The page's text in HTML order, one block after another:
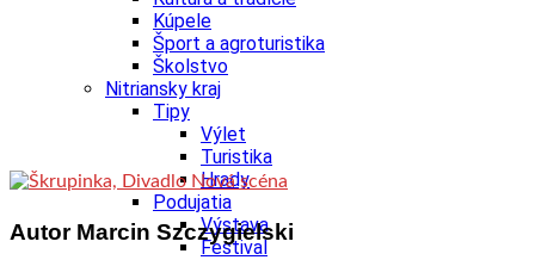
Kúpele
Šport a agroturistika
Školstvo
Nitriansky kraj
Tipy
Výlet
Turistika
Hrady
Podujatia
Výstava
Festival
Autor Marcin Szczygielski